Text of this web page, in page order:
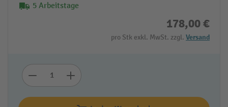
5 Arbeitstage
178,00 €
pro Stk exkl. MwSt. zzgl. Versand